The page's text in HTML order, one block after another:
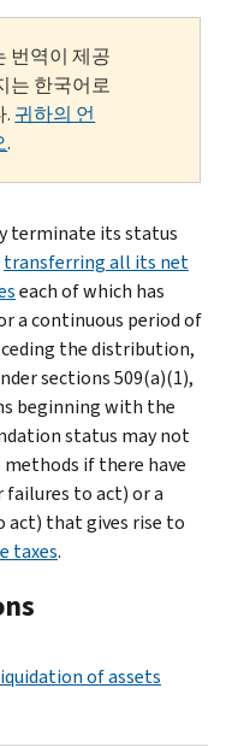
번역이 제공
는 한국어로
. 귀하의 언
.
terminate its status
transferring all its net
each of which has
a continuous period of
the distribution,
sections 509(a)(1),
beginning with the
status may not
if there have
to act) or a
that gives rise to
taxes.
of assets